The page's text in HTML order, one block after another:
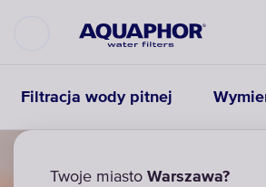
Twoje miasto Warszawa?
Filtracja wody pitnej